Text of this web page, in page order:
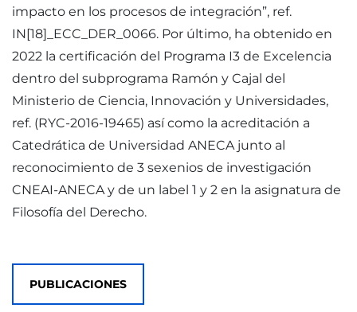
impacto en los procesos de integración”, ref.
IN[18]_ECC_DER_0066. Por último, ha obtenido en
2022 la certificación del Programa I3 de Excelencia
dentro del subprograma Ramón y Cajal del
Ministerio de Ciencia, Innovación y Universidades,
ref. (RYC-2016-19465) así como la acreditación a
Catedrática de Universidad ANECA junto al
reconocimiento de 3 sexenios de investigación
CNEAI-ANECA y de un label 1 y 2 en la asignatura de
Filosofía del Derecho.
PUBLICACIONES